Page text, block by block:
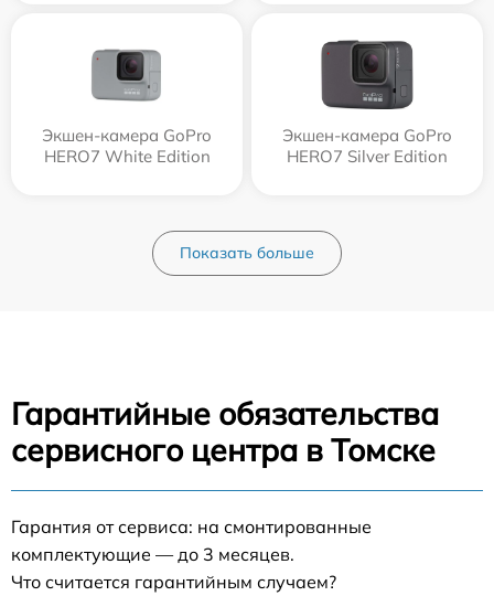
Экшен-камера GoPro
HERO7 White Edition
Экшен-камера GoPro
HERO7 Silver Edition
Показать больше
Гарантийные обязательства
сервисного центра в Томске
Гарантия от сервиса: на смонтированные
комплектующие — до 3 месяцев.
Что считается гарантийным случаем?